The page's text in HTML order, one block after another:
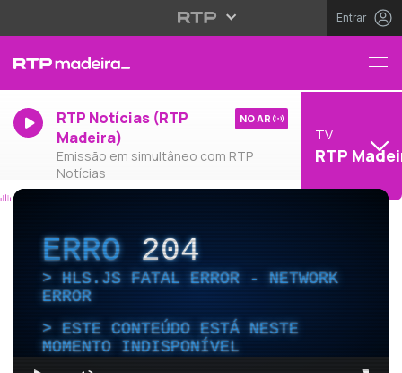
Entrar
RTP Notícias (RTP
Madeira)
Emissão em simultâneo com RTP
Notícias
NO AR
TV
RTP
ERRO204
HLS.JS FATAL ERROR - NETWORK
ERROR
ESTE CONTEÚDO ESTÁ NESTE
MOMENTO INDISPONÍVEL